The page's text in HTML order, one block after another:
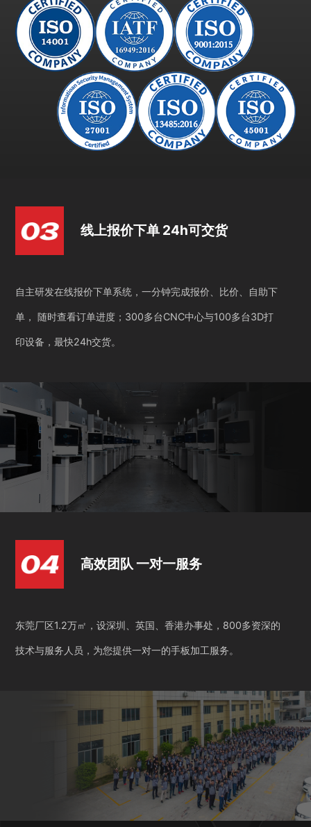
线上报价下单 24h可交货
自主研发在线报价下单系统，一分钟完成报价、比价、自助下
单， 随时查看订单进度；300多台CNC中心与100多台3D打
印设备，最快24h交货。
高效团队 一对一服务
东莞厂区1.2万㎡，设深圳、英国、香港办事处，800多资深的
技术与服务人员，为您提供一对一的手板加工服务。